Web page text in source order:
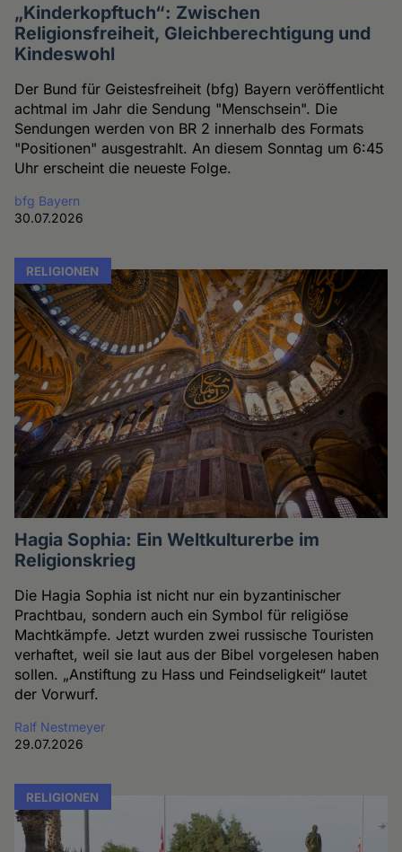
„Kinderkopftuch“: Zwischen
Religionsfreiheit, Gleichberechtigung und
Kindeswohl
Der Bund für Geistesfreiheit (bfg) Bayern veröffentlicht
achtmal im Jahr die Sendung "Menschsein". Die
Sendungen werden von BR 2 innerhalb des Formats
"Positionen" ausgestrahlt. An diesem Sonntag um 6:45
Uhr erscheint die neueste Folge.
bfg Bayern
30.07.2026
RELIGIONEN
Hagia Sophia: Ein Weltkulturerbe im
Religionskrieg
Die Hagia Sophia ist nicht nur ein byzantinischer
Prachtbau, sondern auch ein Symbol für religiöse
Machtkämpfe. Jetzt wurden zwei russische Touristen
verhaftet, weil sie laut aus der Bibel vorgelesen haben
sollen. „Anstiftung zu Hass und Feindseligkeit“ lautet
der Vorwurf.
Ralf Nestmeyer
29.07.2026
RELIGIONEN